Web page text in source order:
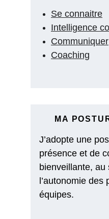
Se connaitre
Intelligence
Communiquer
Coaching
MA
J’adopte une
présence et de
bienveillante, au
l’autonomie
équipes.